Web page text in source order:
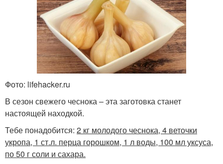
Фото: lifehacker.ru
В сезон свежего чеснока – эта заготовка станет
настоящей находкой.
Тебе понадобится: 2 кг молодого чеснока, 4 веточки
укропа, 1 ст.л. перца горошком, 1 л воды, 100 мл уксуса,
по 50 г соли и сахара.